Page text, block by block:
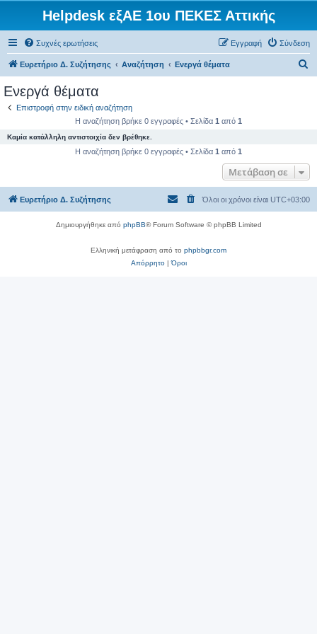
Helpdesk εξΑΕ 1ου ΠΕΚΕΣ Αττικής
Συχνές ερωτήσεις Σύνδεση
Εγγραφή
Ευρετήριο Δ. Συζήτησης Αναζήτηση Ενεργά θέματα
η
η
Ενεργά θέματα
Επιστροφή στην ειδική αναζήτηση
Η αναζήτηση βρήκε 0 εγγραφές • Σελίδα 1 από 1
Καμία κατάλληλη αντιστοιχία δεν βρέθηκε.
Η αναζήτηση βρήκε 0 εγγραφές • Σελίδα 1 από 1
Μετάβαση σε
Ευρετήριο Δ. Συζήτησης Όλοι οι χρόνοι είναι UTC+03:00
Δημιουργήθηκε από phpBB® Forum Software © phpBB Limited
Ελληνική μετάφραση από το phpbbgr.com
Απόρρητο|Όροι